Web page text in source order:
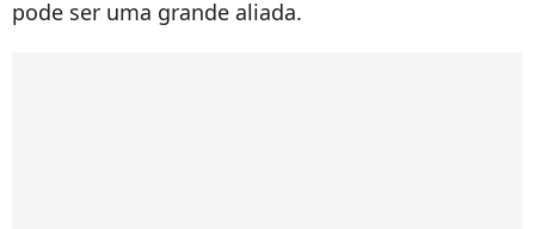
pode ser uma grande aliada.